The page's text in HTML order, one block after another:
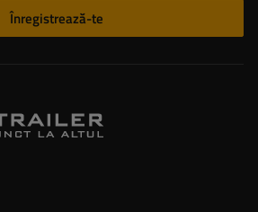
Înregistrează-te